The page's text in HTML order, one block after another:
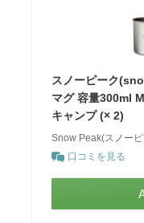
スノーピーク
マグ 容量300ml
キャンプ (× 2)
Snow Peak(スノー
口コミを見る